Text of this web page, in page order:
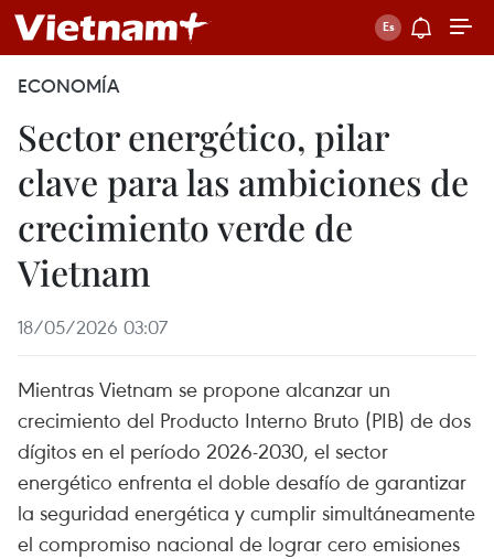
ECONOMÍA
Sector energético, pilar
clave para las ambiciones de
crecimiento verde de
Vietnam
18/05/2026 03:07
Mientras Vietnam se propone alcanzar un
crecimiento del Producto Interno Bruto (PIB) de dos
dígitos en el período 2026-2030, el sector
energético enfrenta el doble desafío de garantizar
la seguridad energética y cumplir simultáneamente
el compromiso nacional de lograr cero emisiones